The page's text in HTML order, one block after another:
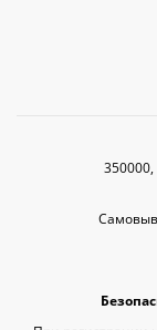
350000,